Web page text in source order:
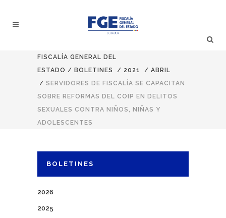
FISCALÍA GENERAL DEL
ESTADO / BOLETINES / 2021 / ABRIL
/ SERVIDORES DE FISCALÍA SE CAPACITAN
SOBRE REFORMAS DEL COIP EN DELITOS
SEXUALES CONTRA NIÑOS, NIÑAS Y
ADOLESCENTES
BOLETINES
2026
2025